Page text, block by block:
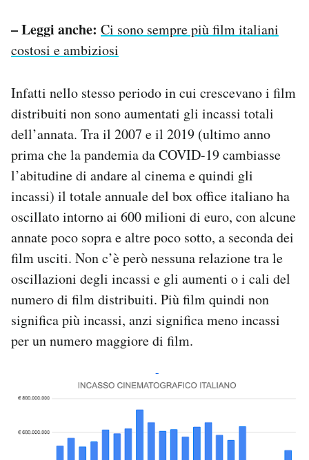
– Leggi anche: Ci sono sempre più film italiani
costosi e ambiziosi
Infatti nello stesso periodo in cui crescevano i film
distribuiti non sono aumentati gli incassi totali
dell’annata. Tra il 2007 e il 2019 (ultimo anno
prima che la pandemia da COVID-19 cambiasse
l’abitudine di andare al cinema e quindi gli
incassi) il totale annuale del box office italiano ha
oscillato intorno ai 600 milioni di euro, con alcune
annate poco sopra e altre poco sotto, a seconda dei
film usciti. Non c’è però nessuna relazione tra le
oscillazioni degli incassi e gli aumenti o i cali del
numero di film distribuiti. Più film quindi non
significa più incassi, anzi significa meno incassi
per un numero maggiore di film.